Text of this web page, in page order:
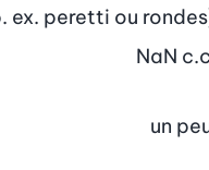
ex. peretti ou
NaN
un